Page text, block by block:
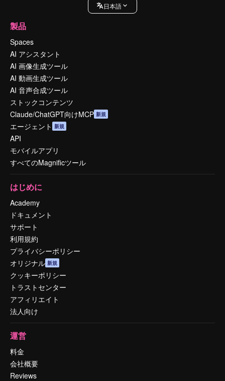
日本語
製品
Spaces
AI アシスタント
AI 画像生成ツール
AI 動画生成ツール
AI 音声合成ツール
ストックコンテンツ
Claude/ChatGPT向けMCP 新規
エージェント 新規
API
モバイルアプリ
すべてのMagnificツール
はじめに
Academy
ドキュメント
サポート
利用規約
プライバシーポリシー
オリジナル 新規
クッキーポリシー
トラストセンター
アフィリエイト
法人向け
運営
料金
会社概要
Reviews